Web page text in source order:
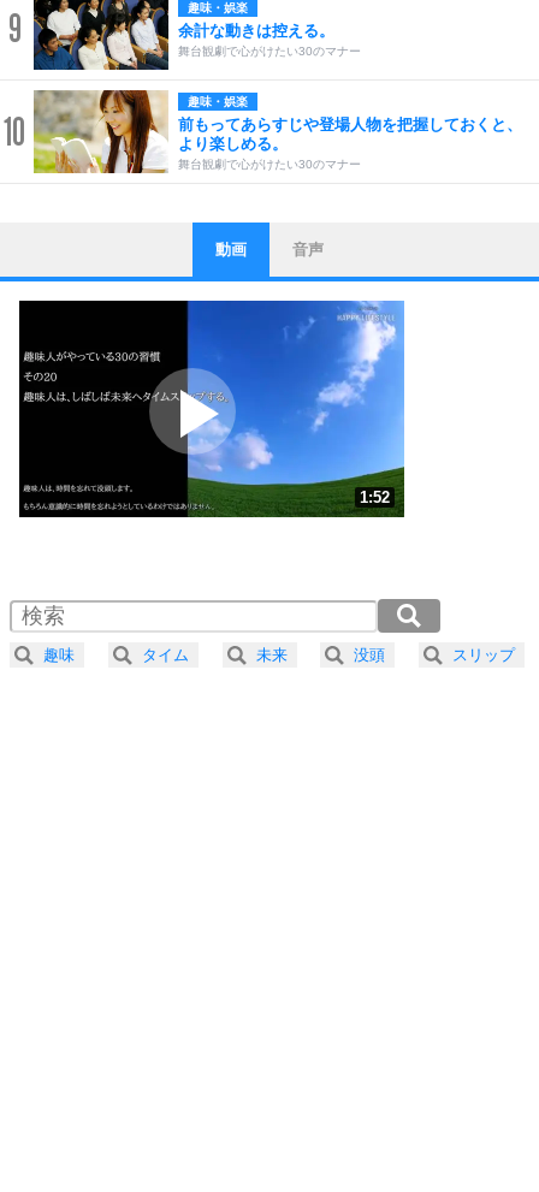
9 趣味・娯楽
余計な動きは控える。
舞台観劇で心がけたい30のマナー
10
趣味・娯楽
前もってあらすじや登場人物を把握しておくと、
より楽しめる。
舞台観劇で心がけたい30のマナー
1
ストレス対策
他人と比べない。
いっそのこと、他人を見ない。
いらいらしない人になる30の方法
プラス思考
ポジティブになれない原因は、行動しないから。
ポジティブ思考になる30の方法
ストレス対策
人生、なんとかなるもの。
気楽に生きる30の方法
4 器の大きい人は、怒りを優しさで表現する。
プラス思考
動画 音声
1:52
2.0倍速 （220KB 56秒）
2.5倍速 （176KB 44秒）
3.0倍速 （147KB 37秒）
趣味 タイム 未来 没頭 スリップ